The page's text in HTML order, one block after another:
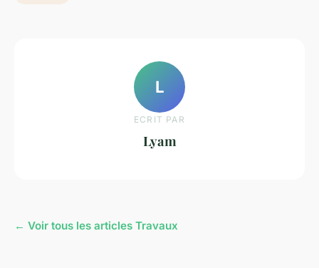
L
ECRIT PAR
Lyam
← Voir tous les articles Travaux